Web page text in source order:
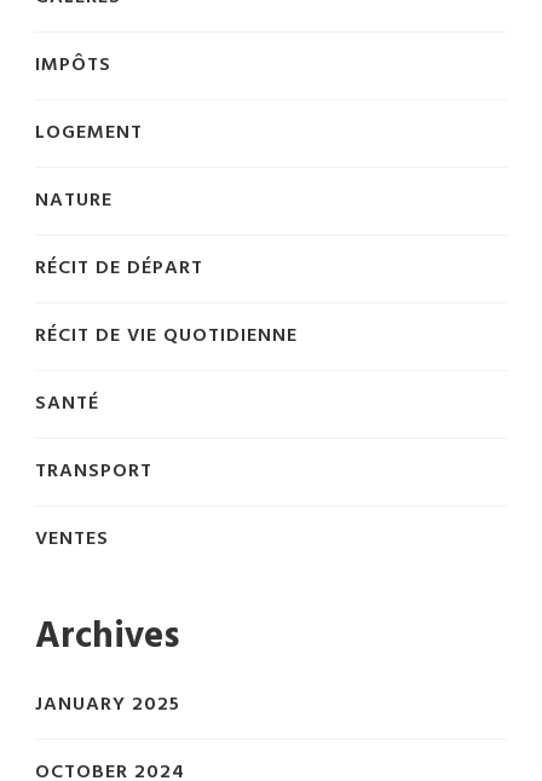
IMPÔTS
LOGEMENT
NATURE
RÉCIT DE DÉPART
RÉCIT DE VIE QUOTIDIENNE
SANTÉ
TRANSPORT
VENTES
Archives
JANUARY 2025
OCTOBER 2024